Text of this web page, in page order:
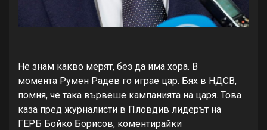
Не знам какво мерят, без да има хора. В
момента Румен Радев го играе цар. Бях в НДСВ,
помня, че така вървеше кампанията на царя. Това
каза пред журналисти в Пловдив лидерът на
ГЕРБ Бойко Борисов, коментирайки